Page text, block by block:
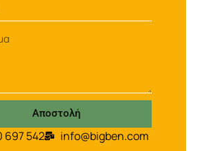
Αποστολή
697 542 info@bigben.com